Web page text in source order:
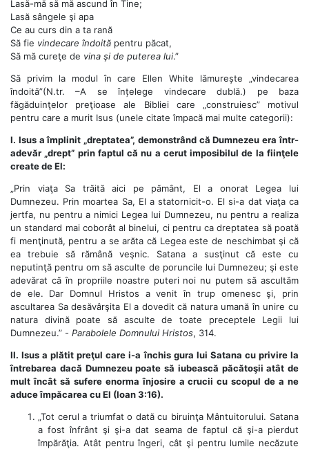
Lasă-mă să mă ascund în Tine;
Lasă sângele şi apa
Ce au curs din a ta rană
Să fie vindecare îndoită pentru păcat,
Să mă cureţe de vina şi de puterea lui.”
Să privim la modul în care Ellen White lămurește „vindecarea
îndoită”(N.tr. –A se înțelege vindecare dublă.) pe baza
făgăduinţelor preţioase ale Bibliei care „construiesc” motivul
pentru care a murit Isus (unele citate împacă mai multe categorii):
I. Isus a împlinit „dreptatea”, demonstrând că Dumnezeu era într-
adevăr „drept” prin faptul că nu a cerut imposibilul de la fiinţele
create de El:
„Prin viaţa Sa trăită aici pe pământ, El a onorat Legea lui
Dumnezeu. Prin moartea Sa, El a statornicit-o. El si-a dat viaţa ca
jertfa, nu pentru a nimici Legea lui Dumnezeu, nu pentru a realiza
un standard mai coborât al binelui, ci pentru ca dreptatea să poată
fi menţinută, pentru a se arăta că Legea este de neschimbat şi că
ea trebuie să rămână veşnic. Satana a susţinut că este cu
neputinţă pentru om să asculte de poruncile lui Dumnezeu; şi este
adevărat că în propriile noastre puteri noi nu putem să ascultăm
de ele. Dar Domnul Hristos a venit în trup omenesc şi, prin
ascultarea Sa desăvârşita El a dovedit că natura umană în unire cu
natura divină poate să asculte de toate preceptele Legii lui
Dumnezeu.” - Parabolele Domnului Hristos, 314.
II. Isus a plătit preţul care i-a închis gura lui Satana cu privire la
întrebarea dacă Dumnezeu poate să iubească păcătoşii atât de
mult încât să sufere enorma înjosire a crucii cu scopul de a ne
aduce împăcarea cu El (Ioan 3:16).
„Tot cerul a triumfat o dată cu biruinţa Mântuitorului. Satana
a fost înfrânt şi şi-a dat seama de faptul că şi-a pierdut
împărăţia. Atât pentru îngeri, cât şi pentru lumile necăzute